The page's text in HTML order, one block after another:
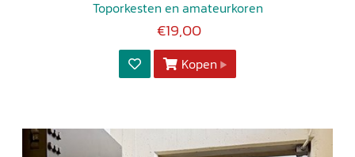
Toporkesten en amateurkoren
€19,00
Kopen